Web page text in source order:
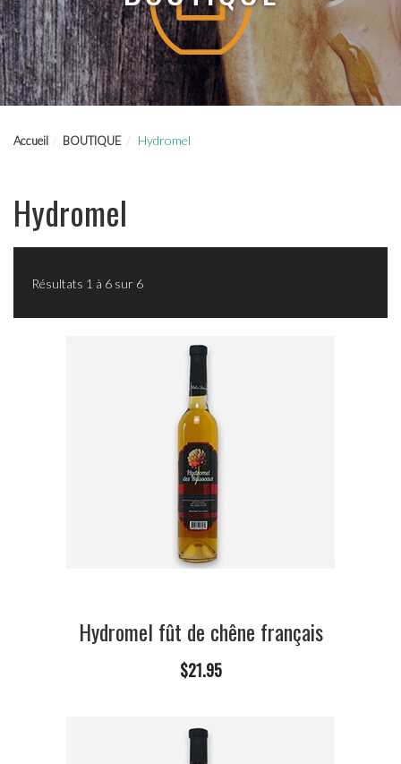
Accueil BOUTIQUE Hydromel
Hydromel
Résultats 1 à 6 sur 6
Hydromel fût de chêne français
$21.95